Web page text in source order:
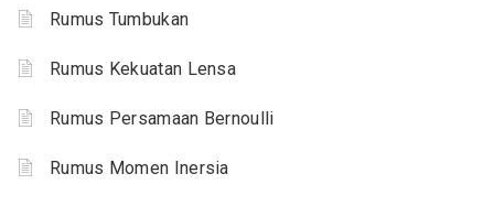
Rumus Tumbukan
Rumus Kekuatan Lensa
Rumus Persamaan Bernoulli
Rumus Momen Inersia